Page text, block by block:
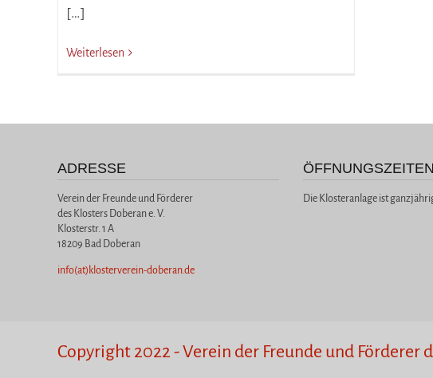
[…]
Weiterlesen
ADRESSE
Verein der Freunde und Förderer
des Klosters Doberan e. V.
Klosterstr. 1 A
18209 Bad Doberan
info(at)klosterverein-doberan.de
ÖFFNUNGSZEITEN
Die Klosteranlage ist
Copyright 2022 - Verein der Freunde und Förderer